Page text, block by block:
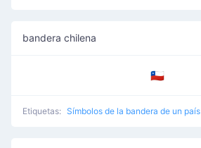
bandera chilena
🇨🇱
Etiquetas: Símbolos de la bandera de un país